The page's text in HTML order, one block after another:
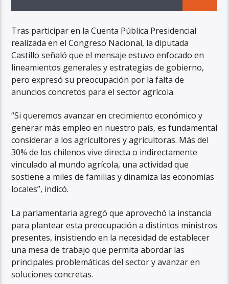
Tras participar en la Cuenta Pública Presidencial
realizada en el Congreso Nacional, la diputada
Castillo señaló que el mensaje estuvo enfocado en
lineamientos generales y estrategias de gobierno,
pero expresó su preocupación por la falta de
anuncios concretos para el sector agrícola.
“Si queremos avanzar en crecimiento económico y
generar más empleo en nuestro país, es fundamental
considerar a los agricultores y agricultoras. Más del
30% de los chilenos vive directa o indirectamente
vinculado al mundo agrícola, una actividad que
sostiene a miles de familias y dinamiza las economías
locales”, indicó.
La parlamentaria agregó que aprovechó la instancia
para plantear esta preocupación a distintos ministros
presentes, insistiendo en la necesidad de establecer
una mesa de trabajo que permita abordar las
principales problemáticas del sector y avanzar en
soluciones concretas.